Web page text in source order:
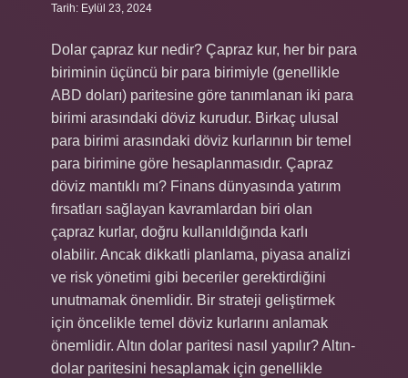
Tarih: Eylül 23, 2024
Dolar çapraz kur nedir? Çapraz kur, her bir para
biriminin üçüncü bir para birimiyle (genellikle
ABD doları) paritesine göre tanımlanan iki para
birimi arasındaki döviz kurudur. Birkaç ulusal
para birimi arasındaki döviz kurlarının bir temel
para birimine göre hesaplanmasıdır. Çapraz
döviz mantıklı mı? Finans dünyasında yatırım
fırsatları sağlayan kavramlardan biri olan
çapraz kurlar, doğru kullanıldığında karlı
olabilir. Ancak dikkatli planlama, piyasa analizi
ve risk yönetimi gibi beceriler gerektirdiğini
unutmamak önemlidir. Bir strateji geliştirmek
için öncelikle temel döviz kurlarını anlamak
önemlidir. Altın dolar paritesi nasıl yapılır? Altın-
dolar paritesini hesaplamak için genellikle